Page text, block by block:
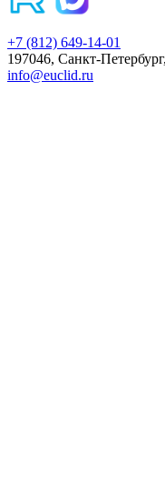
+7 (812) 649-14-01
197046, Санкт-
info@euclid.ru